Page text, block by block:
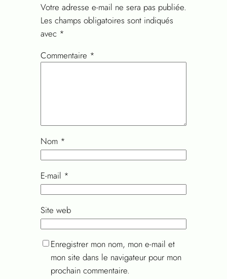
Votre adresse e-mail ne sera pas publiée.
Les champs obligatoires sont indiqués
avec *
Commentaire *
Nom *
E-mail *
Site web
Enregistrer mon nom, mon e-mail et
mon site dans le navigateur pour mon
prochain commentaire.